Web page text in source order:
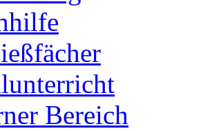
Bereich